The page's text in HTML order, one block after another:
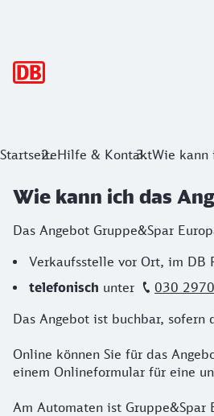
StartseiteHilfe & KontaktWie kann
Wie kann ich das
Das Angebot Gruppe&Spar
Verkaufsstelle vor Ort, im DB
telefonisch unter 030 2970
Das Angebot ist buchbar,
Online können Sie für das
einem Onlineformular für eine
Am Automaten ist Gruppe&Spar